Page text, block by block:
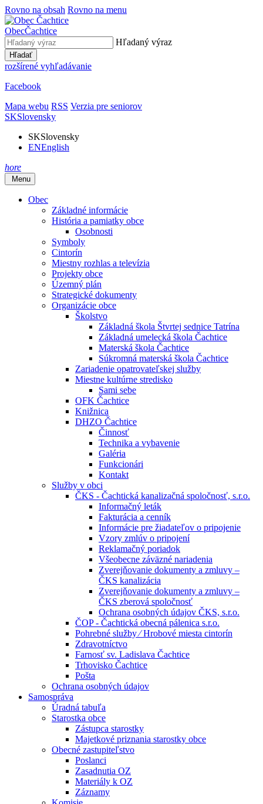
Rovno na obsah Rovno na menu
ObecČachtice
Hľadaný výraz
Hľadať
rozšírené vyhľadávanie
Facebook
Mapa webu RSS Verzia pre seniorov
SKSlovensky
SKSlovensky
ENEnglish
hore
Menu
Obec
Základné informácie
História a pamiatky obce
Osobnosti
Symboly
Cintorín
Miestny rozhlas a televízia
Projekty obce
Územný plán
Strategické dokumenty
Organizácie obce
Školstvo
Základná škola Štvrtej sednice Tatrína
Základná umelecká škola Čachtice
Materská škola Čachtice
Súkromná materská škola Čachtice
Zariadenie opatrovateľskej služby
Miestne kultúrne stredisko
Sami sebe
OFK Čachtice
Knižnica
DHZO Čachtice
Činnosť
Technika a vybavenie
Galéria
Funkcionári
Kontakt
Služby v obci
ČKS - Čachtická kanalizačná spoločnosť, s.r.o.
Informačný leták
Fakturácia a cenník
Informácie pre žiadateľov o pripojenie
Vzory zmlúv o pripojení
Reklamačný poriadok
Všeobecne záväzné nariadenia
Zverejňovanie dokumenty a zmluvy –
ČKS kanalizácia
Zverejňovanie dokumenty a zmluvy –
ČKS zberová spoločnosť
Ochrana osobných údajov ČKS, s.r.o.
ČOP - Čachtická obecná pálenica s.r.o.
Pohrebné služby ⁄ Hrobové miesta cintorín
Zdravotníctvo
Farnosť sv. Ladislava Čachtice
Trhovisko Čachtice
Pošta
Ochrana osobných údajov
Samospráva
Úradná tabuľa
Starostka obce
Zástupca starostky
Majetkové priznania starostky obce
Obecné zastupiteľstvo
Poslanci
Zasadnutia OZ
Materiály k OZ
Záznamy